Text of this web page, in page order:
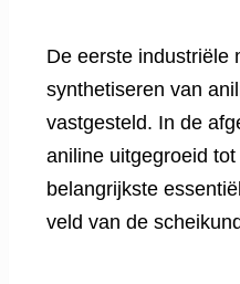
De eerste industriële
synthetiseren van
vastgesteld. In de
aniline uitgegroeid
belangrijkste
veld van de